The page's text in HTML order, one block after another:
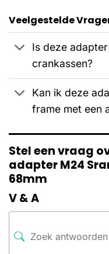
Veelgestelde
Is deze
crankassen?
Kan ik deze
frame met een
Stel een vraag
adapter M24
68mm
V & A